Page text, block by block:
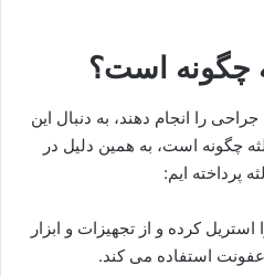
چگونه است؟
را انجام دهند، به دنبال این
چگونه است، به همین دلیل در
پرداخته ایم:
کرده و از تجهیزات و ابزار
استفاده می کند.